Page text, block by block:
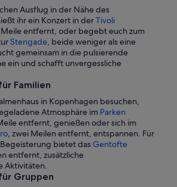
Ausflug in der Nähe des
ihr ein Konzert in derTivoli
Meile entfernt, oder begebt euch zum
Stengade, beide weniger als eine
gemeinsam in die pulsierende
ein und schafft unvergessliche
Familien
in Kopenhagen besuchen,
Atmosphäre im Parken
entfernt, genießen oder sich im
, zwei Meilen entfernt, entspannen. Für
bietet dasGentofte
entfernt, zusätzliche
Aktivitäten.
Gruppen